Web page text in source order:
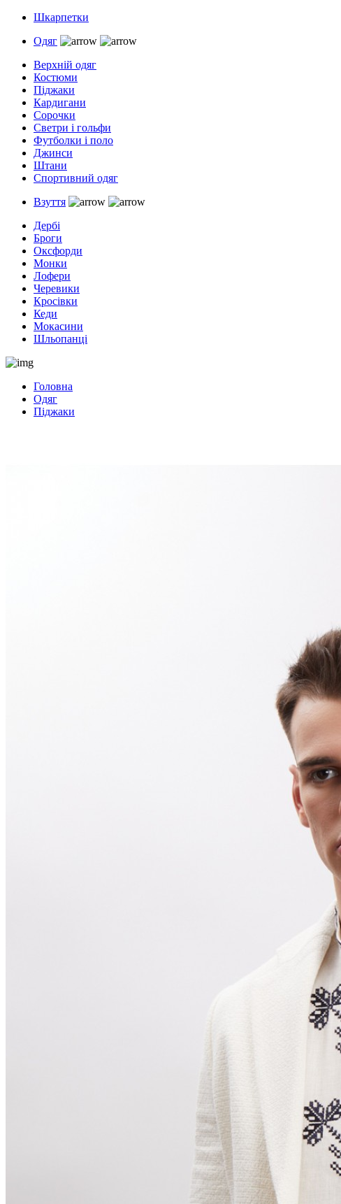
Шкарпетки
Одяг
Верхній одяг
Костюми
Піджаки
Кардигани
Сорочки
Светри і гольфи
Футболки і поло
Джинси
Штани
Спортивний одяг
Взуття
Дербі
Броги
Оксфорди
Монки
Лофери
Черевики
Кросівки
Кеди
Мокасини
Шльопанці
Головна
Одяг
Піджаки